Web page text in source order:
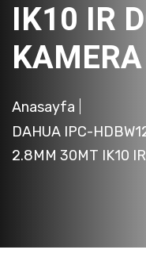
IK10 IR
KAMERA
Anasayfa
DAHUA IPC-
2.8MM 30MT IK10 IR